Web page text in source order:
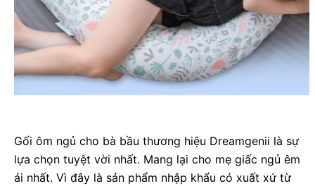
Gối ôm ngủ cho bà bầu thương hiệu Dreamgenii là sự
lựa chọn tuyệt vời nhất. Mang lại cho mẹ giấc ngủ êm
ái nhất. Vì đây là sản phẩm nhập khẩu có xuất xứ từ